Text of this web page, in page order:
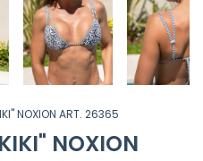
NOXION ART. 26365
NOXION